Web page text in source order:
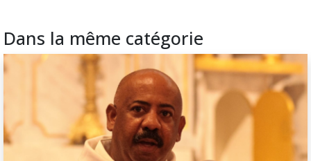
Dans la même catégorie